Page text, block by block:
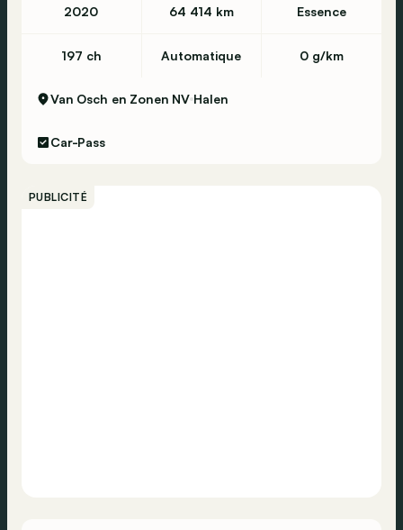
2020 64 414 km Essence
197 ch Automatique 0 g/km
Van Osch en Zonen NV Halen
Car-Pass
PUBLICITÉ